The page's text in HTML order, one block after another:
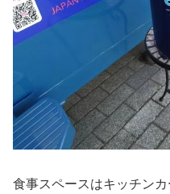
食事スペースはキッチンカ